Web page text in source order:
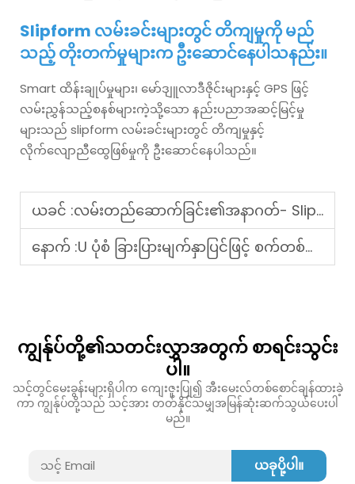
Slipform လမ်းခင်းများတွင် တိကျမှုကို မည်
သည့် တိုးတက်မှုများက ဦးဆောင်နေပါသနည်း။
Smart ထိန်းချုပ်မှုများ၊ မော်ဒျူလာဒီဇိုင်းများနှင့် GPS ဖြင့်
လမ်းညွှန်သည့်စနစ်များကဲ့သို့သော နည်းပညာအဆင့်မြင့်မှု
များသည် slipform လမ်းခင်းများတွင် တိကျမှုနှင့်
လိုက်လျောညီထွေဖြစ်မှုကို ဦးဆောင်နေပါသည်။
ယခင် :လမ်းတည်ဆောက်ခြင်း၏အနာဂတ်- Slipform Technology အဘယ်ကြောင့်လွှမ်းမိုးလာသနည်း။
နောက် :U ပုံစံ ခြားပြားမျက်နှာပြင်ဖြင့် စက်တစ်မျိုးနှင့် ၎င်းမည်သို့အလုပ်လုပ်သည်နည်း။
ကျွန်ုပ်တို့၏သတင်းလွှာအတွက် စာရင်းသွင်း
ပါ။
သင့်တွင်မေးခွန်းများရှိပါက ကျေးဇူးပြု၍ အီးမေးလ်တစ်စောင်ချန်ထားခဲ့
ကာ ကျွန်ုပ်တို့သည် သင့်အား တတ်နိုင်သမျှအမြန်ဆုံးဆက်သွယ်ပေးပါ
မည်။
ယခုပို့ပါ။